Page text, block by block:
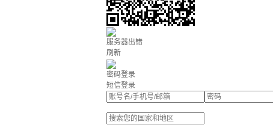
服务器出错
刷新
密码登录
短信登录